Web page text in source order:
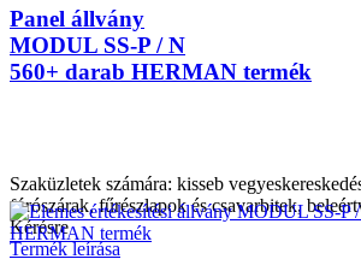
Panel állvány
MODUL SS-P / N
560+ darab HERMAN termék
Szaküzletek számára: kisseb
fúrószárak, fűrészlapok és csavarbitek,
Kérésre
Termék leírása